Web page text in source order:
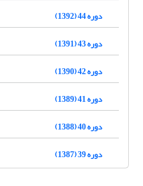
دوره 44 (1392)
دوره 43 (1391)
دوره 42 (1390)
دوره 41 (1389)
دوره 40 (1388)
دوره 39 (1387)